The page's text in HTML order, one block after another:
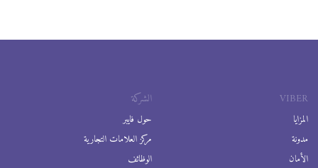
VIBER
المزايا
مدونة
الأمان
الشركة
حول فايبر
مركز العلامات التجارية
الوظائف